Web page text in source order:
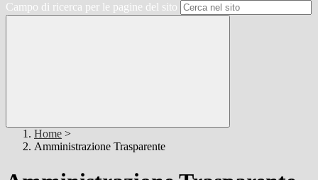
Campo di ricerca per le pagine del sito
Home >
Amministrazione Trasparente